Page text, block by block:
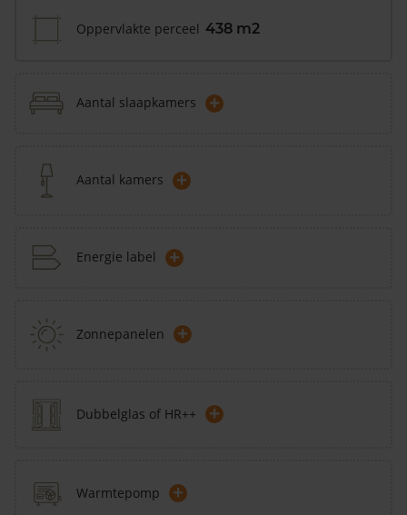
Oppervlakte perceel 438 m2
Aantal slaapkamers +
Aantal kamers +
Energie label +
Zonnepanelen +
Dubbelglas of HR++ +
Warmtepomp +